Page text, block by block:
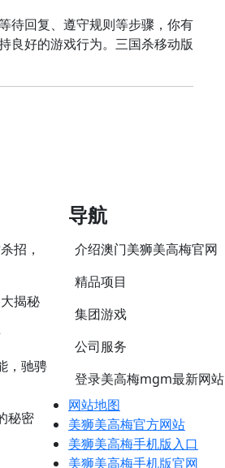
待回复、遵守规则等步骤，你有
良好的游戏行为。三国杀移动版
招，
揭秘
，驰骋
秘密
导航
介绍澳门美狮美高梅官网
精品项目
集团游戏
公司服务
登录美高梅mgm最新网站
网站地图
美狮美高梅官方网站
美狮美高梅手机版入口
美狮美高梅手机版官网